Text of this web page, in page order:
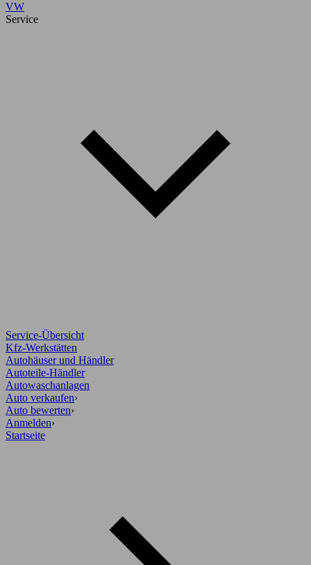
VW
Service
Service-Übersicht
Kfz-Werkstätten
Autohäuser und Händler
Autoteile-Händler
Autowaschanlagen
Auto verkaufen›
Auto bewerten›
Anmelden›
Startseite